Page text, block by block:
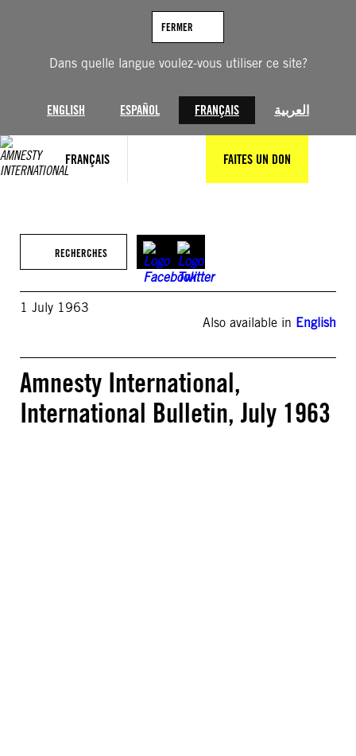
Dans quelle langue voulez-vous utiliser ce site?
ENGLISH ESPAÑOL FRANÇAIS العربية
FERMER
FRANÇAIS FAITES UN DON
RECHERCHES
1 July 1963
Also available in English
Amnesty International,
International Bulletin, July 1963